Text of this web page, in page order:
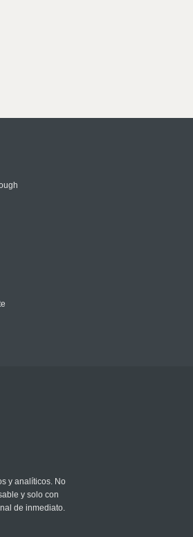
y analíticos. No
y solo con
de inmediato.